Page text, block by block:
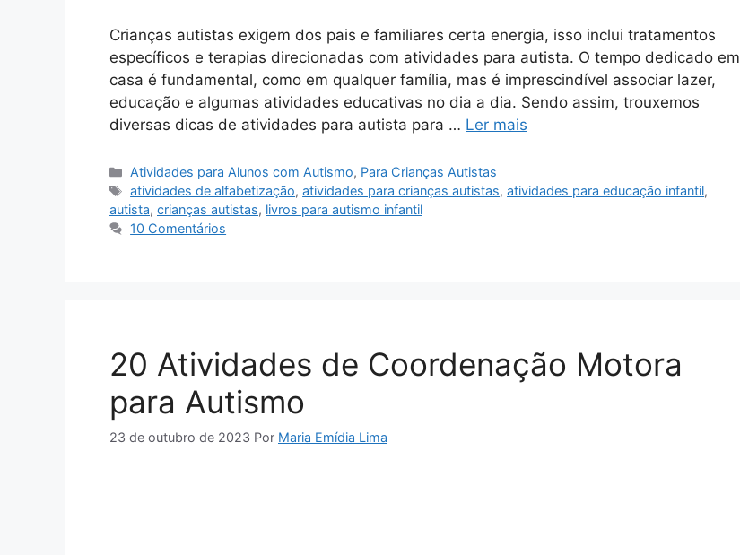
Crianças autistas exigem dos pais e familiares certa energia, isso inclui tratamentos
específicos e terapias direcionadas com atividades para autista. O tempo dedicado em
casa é fundamental, como em qualquer família, mas é imprescindível associar lazer,
educação e algumas atividades educativas no dia a dia. Sendo assim, trouxemos
diversas dicas de atividades para autista para … Ler mais
Categorias
Atividades para Alunos com Autismo, Para Crianças Autistas
Tags
atividades de alfabetização,atividades para crianças autistas,atividades para educação infantil,
autista, crianças autistas, livros para autismo infantil
10 Comentários
20 Atividades de Coordenação Motora
para Autismo
23 de outubro de 2023 Por Maria Emídia Lima